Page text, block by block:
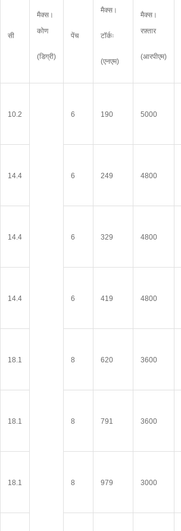
सी
मैक्स।
कोण
(डिग्री)
पेंच
मैक्स।
टॉर्कः
(एनएम)
मैक्स।
रफ़्तार
(आरपीएम)
10.2 6 190 5000
14.4 6 249 4800
14.4 6 329 4800
14.4 6 419 4800
18.1 8 620 3600
18.1 8 791 3600
18.1 8 979 3000